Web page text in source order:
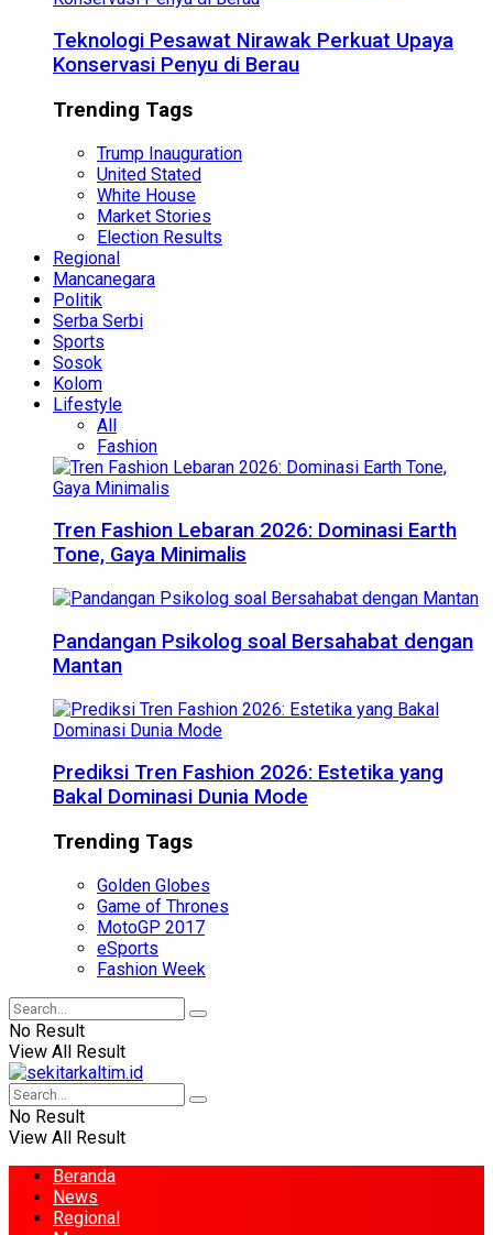
Teknologi Pesawat Nirawak Perkuat Upaya
Konservasi Penyu di Berau
Trending Tags
Trump Inauguration
United Stated
White House
Market Stories
Election Results
Regional
Mancanegara
Politik
Serba Serbi
Sports
Sosok
Kolom
Lifestyle
All
Fashion
Tren Fashion Lebaran 2026: Dominasi Earth
Tone, Gaya Minimalis
Pandangan Psikolog soal Bersahabat dengan
Mantan
Prediksi Tren Fashion 2026: Estetika yang
Bakal Dominasi Dunia Mode
Trending Tags
Golden Globes
Game of Thrones
MotoGP 2017
eSports
Fashion Week
No Result
View All Result
No Result
View All Result
Beranda
News
Regional